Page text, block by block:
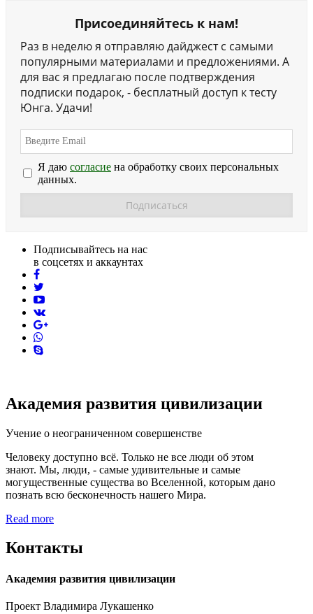
Присоединяйтесь к нам!
Раз в неделю я отправляю дайджест с самыми
популярными материалами и предложениями. А
для вас я предлагаю после подтверждения
подписки подарок, - бесплатный доступ к тесту
Юнга. Удачи!
Я даю согласие на обработку своих персональных
данных.
Подписывайтесь на нас
в соцсетях и аккаунтах
facebook
youtube
vk
skype
Академия развития цивилизации
Учение о неограниченном совершенстве
Человеку доступно всё. Только не все люди об этом
знают. Мы, люди, - самые удивительные и самые
могущественные существа во Вселенной, которым дано
познать всю бесконечность нашего Мира.
Read more
Контакты
Академия развития цивилизации
Проект Владимира Лукашенко